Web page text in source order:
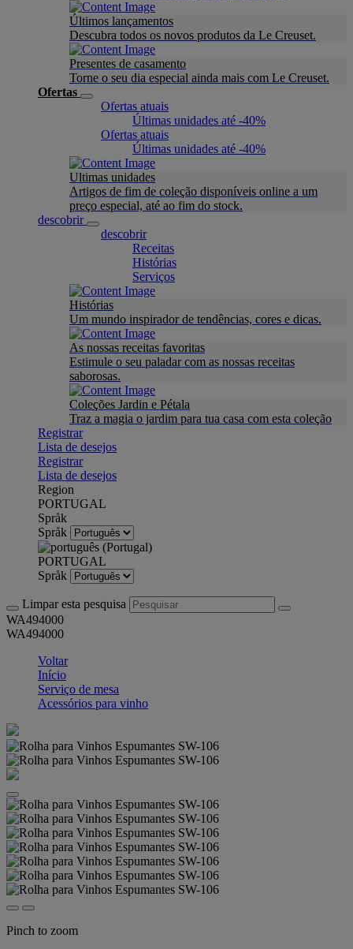
Últimos lançamentos
Descubra todos os novos produtos da Le Creuset.
Presentes de casamento
Torne o seu dia especial ainda mais com Le Creuset.
Ofertas
Ofertas atuais
Últimas unidades até -40%
Ofertas atuais
Últimas unidades até -40%
Ultimas unidades
Artigos de fim de coleção disponíveis online a um
preço especial, até ao fim do stock.
descobrir
descobrir
Receitas
Histórias
Serviços
Histórias
Um mundo inspirador de tendências, cores e dicas.
As nossas receitas favoritas
Estimule o seu paladar com as nossas receitas
saborosas.
Coleções Jardin e Pétala
Traz a magia o jardim para tua casa com esta coleção
Registrar
Lista de desejos
Registrar
Lista de desejos
Region
PORTUGAL
Språk
Språk
PORTUGAL
Språk
Limpar esta pesquisa
WA494000
WA494000
Voltar
Início
Serviço de mesa
Acessórios para vinho
Pinch to zoom